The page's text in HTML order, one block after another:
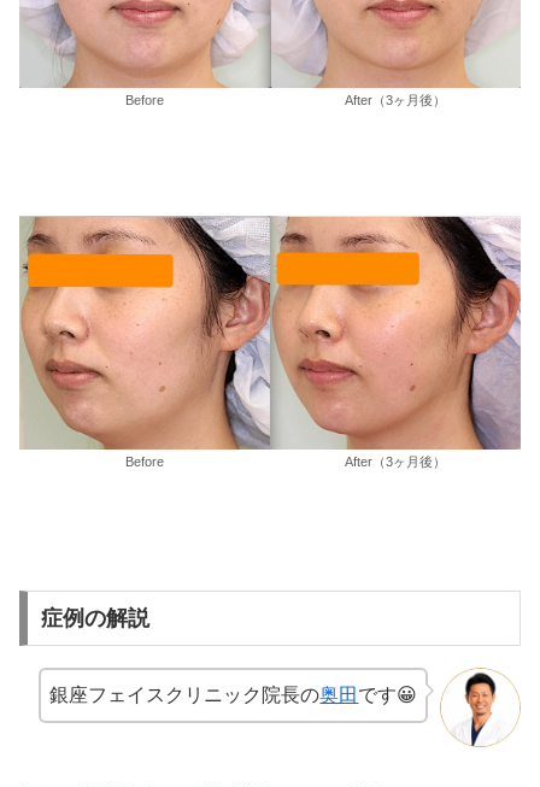
Before After（3ヶ月後）
Before After（3ヶ月後）
症例の解説
銀座フェイスクリニック院長の奥田 です😀